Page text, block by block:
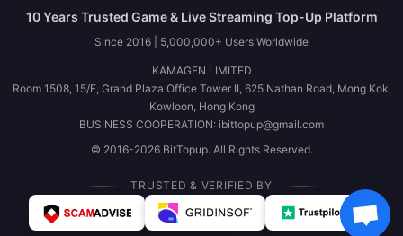
10 Years Trusted Game & Live Streaming Top-Up Platform
Since 2016 | 5,000,000+ Users Worldwide
KAMAGEN LIMITED
Room 1508, 15/F, Grand Plaza Office Tower II, 625 Nathan Road, Mong Kok,
Kowloon, Hong Kong
BUSINESS COOPERATION: ibittopup@gmail.com
© 2016-2026 BitTopup. All Rights Reserved.
TRUSTED & VERIFIED BY